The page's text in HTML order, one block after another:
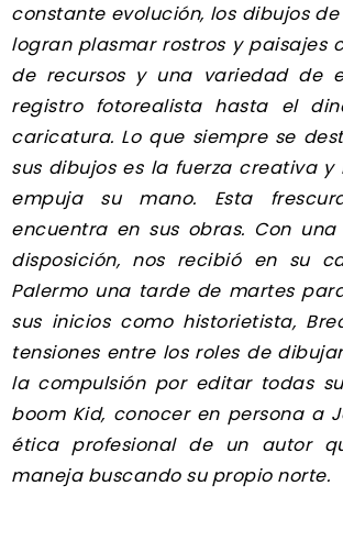
constante evolución, los dibujos
logran plasmar rostros y paisajes
de recursos y una variedad de
registro fotorealista hasta el
caricatura. Lo que siempre se
sus dibujos es la fuerza creativa
empuja su mano.
Esta
encuentra en sus obras. Con
disposición, nos recibió en su
Palermo una tarde de martes
sus inicios como historietista,
tensiones entre los roles de
la compulsión por editar todas
boom Kid, conocer en persona a
ética profesional de un autor
maneja buscando su propio norte.